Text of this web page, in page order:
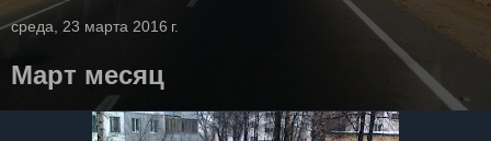
среда, 23 марта 2016 г.
Март месяц